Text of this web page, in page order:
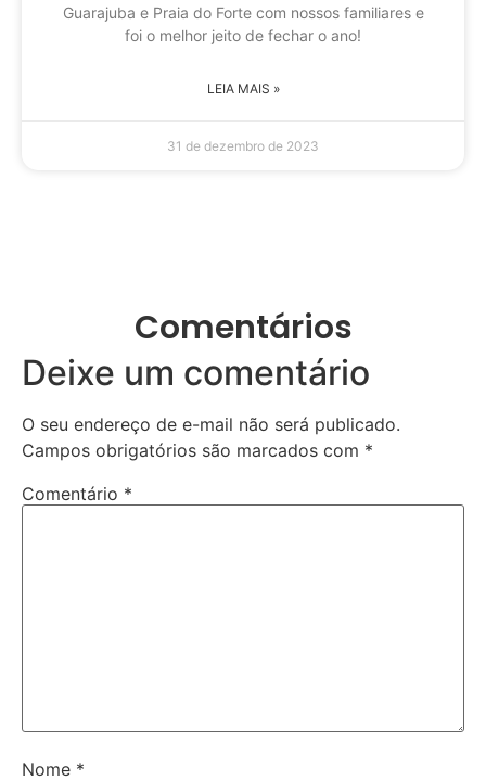
Guarajuba e Praia do Forte com nossos familiares e
foi o melhor jeito de fechar o ano!
LEIA MAIS »
31 de dezembro de 2023
Comentários
Deixe um comentário
O seu endereço de e-mail não será publicado.
Campos obrigatórios são marcados com *
Comentário *
Nome *